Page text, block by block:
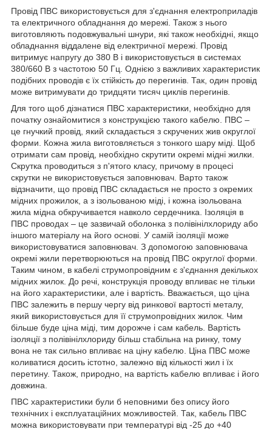
Провід ПВС використовується для з'єднання електроприладів
та електричного обладнання до мережі. Також з нього
виготовляють подовжувальні шнури, які також необхідні, якщо
обладнання віддалене від електричної мережі. Провід
витримує напругу до 380 В і використовується в системах
380/660 В з частотою 50 Гц. Однією з важливих характеристик
подібних проводів є їх стійкість до перегинів. Так, один провід
може витримувати до тридцяти тисяч циклів перегинів.
Для того щоб дізнатися ПВС характеристики, необхідно для
початку ознайомитися з конструкцією такого кабелю. ПВС –
це гнучкий провід, який складається з скручених жив округлої
форми. Кожна жила виготовляється з тонкого шару міді. Щоб
отримати сам провід, необхідно скрутити окремі мідні жилки.
Скрутка проводиться з п'ятого класу, причому в процесі
скрутки не використовується заповнювач. Варто також
відзначити, що провід ПВС складається не просто з окремих
мідних прожилок, а з ізольованою міді, і кожна ізольована
жила мідна обкручивается навколо сердечника. Ізоляція в
ПВС проводах – це зазвичай оболонка з полівінілхлориду або
іншого матеріалу на його основі. У самій ізоляції може
використовуватися заповнювач. З допомогою заповнювача
окремі жили перетворюються на провід ПВС округлої форми.
Таким чином, в кабелі струмопровідним є з'єднання декількох
мідних жилок. До речі, конструкція проводу впливає не тільки
на його характеристики, але і вартість. Вважається, що ціна
ПВС залежить в першу чергу від ринкової вартості металу,
який використовується для її струмопровідних жилок. Чим
більше буде ціна міді, тим дорожче і сам кабель. Вартість
ізоляції з полівінілхлориду більш стабільна на ринку, тому
вона не так сильно впливає на ціну кабелю. Ціна ПВС може
коливатися досить істотно, залежно від кількості жил і їх
перетину. Також, природно, на вартість кабелю впливає і його
довжина.
ПВС характеристики були б неповними без опису його
технічних і експлуатаційних можливостей. Так, кабель ПВС
можна використовувати при температурі від -25 до +40